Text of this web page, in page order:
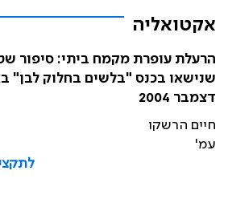
אקטואליה
הרעלת עופרת מקמח ביתי: סיפור
שנישאו בכנס "בלשים בחלוק לבן"
דצמבר 2004
חיים הרשקו
עמ'